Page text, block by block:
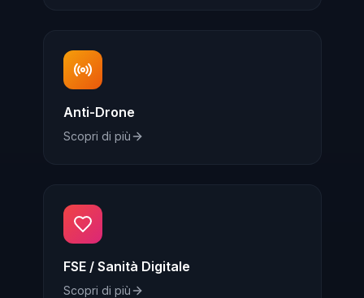
Anti-Drone
Scopri di più
FSE / Sanità Digitale
Scopri di più